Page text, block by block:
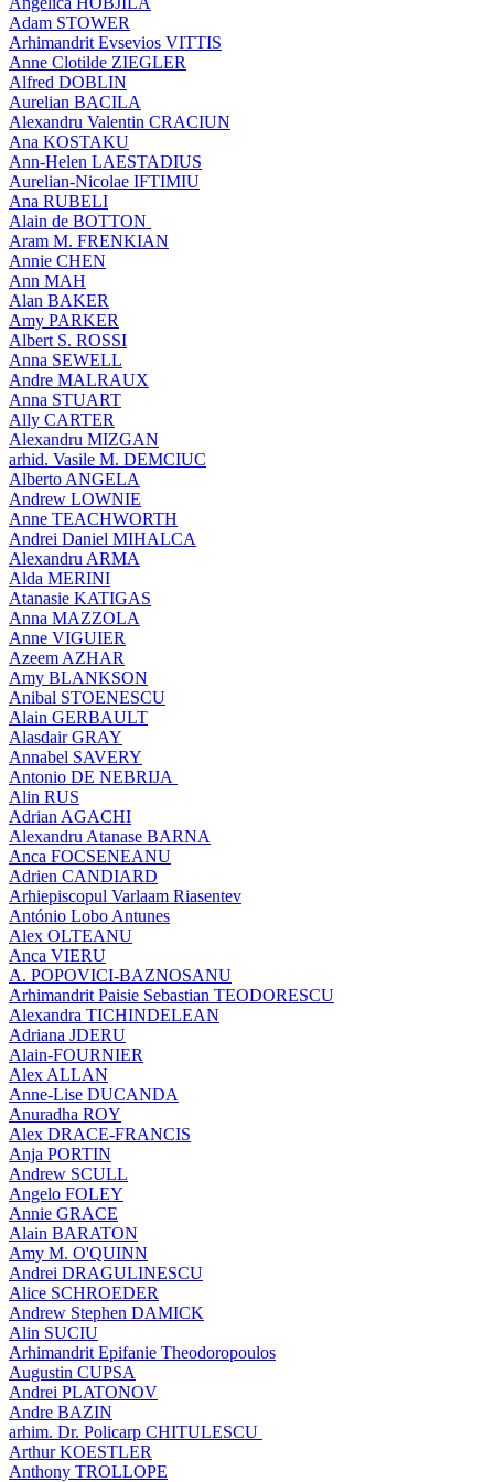
Adam STOWER
Arhimandrit Evsevios VITTIS
Anne Clotilde ZIEGLER
Alfred DOBLIN
Aurelian BACILA
Alexandru Valentin CRACIUN
Ana KOSTAKU
Ann-Helen LAESTADIUS
Aurelian-Nicolae IFTIMIU
Ana RUBELI
Alain de BOTTON
Aram Μ. FRENKIAN
Annie CHEN
Ann MAH
Alan BAKER
Amy PARKER
Albert S. ROSSI
Anna SEWELL
Andre MALRAUX
Anna STUART
Ally CARTER
Alexandru MIZGAN
arhid. Vasile M. DEMCIUC
Alberto ANGELA
Andrew LOWNIE
Anne TEACHWORTH
Andrei Daniel MIHALCA
Alexandru ARMA
Alda MERINI
Atanasie KATIGAS
Anna MAZZOLA
Anne VIGUIER
Azeem AZHAR
Amy BLANKSON
Anibal STOENESCU
Alain GERBAULT
Alasdair GRAY
Annabel SAVERY
Antonio DE NEBRIJA
Alin RUS
Adrian AGACHI
Alexandru Atanase BARNA
Anca FOCSENEANU
Adrien CANDIARD
Arhiepiscopul Varlaam Riasentev
António Lobo Antunes
Alex OLTEANU
Anca VIERU
A. POPOVICI-BAZNOSANU
Arhimandrit Paisie Sebastian TEODORESCU
Alexandra TICHINDELEAN
Adriana JDERU
Alain-FOURNIER
Alex ALLAN
Anne-Lise DUCANDA
Anuradha ROY
Alex DRACE-FRANCIS
Anja PORTIN
Andrew SCULL
Angelo FOLEY
Annie GRACE
Alain BARATON
Amy M. O'QUINN
Andrei DRAGULINESCU
Alice SCHROEDER
Andrew Stephen DAMICK
Alin SUCIU
Arhimandrit Epifanie Theodoropoulos
Augustin CUPSA
Andrei PLATONOV
Andre BAZIN
arhim. Dr. Policarp CHITULESCU
Arthur KOESTLER
Anthony TROLLOPE